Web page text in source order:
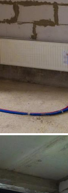
в аренду
70%
30%